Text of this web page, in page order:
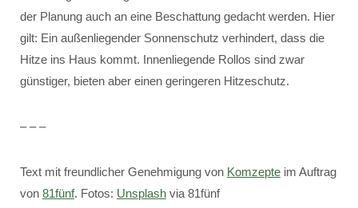
der Planung auch an eine Beschattung gedacht werden. Hier
gilt: Ein außenliegender Sonnenschutz verhindert, dass die
Hitze ins Haus kommt. Innenliegende Rollos sind zwar
günstiger, bieten aber einen geringeren Hitzeschutz.
– – –
Text mit freundlicher Genehmigung von Komzepte im Auftrag
von 81fünf. Fotos: Unsplash via 81fünf